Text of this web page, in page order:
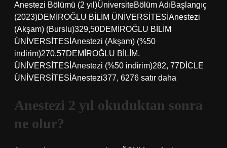
Anestezi Bölümü (2 yıl)ÜniversiteBölüm AdıBaşlangıç ​​
(2023)DEMİROĞLU BİLİM ÜNİVERSİTESİAnestezi
(Akşam) (Burslu)329,50DEMİROĞLU BİLİM
ÜNİVERSİTESİAnestezi (Akşam) (%50
indirim)270,57DEMİROĞLU BİLİM.
ÜNİVERSİTESİAnestezi (%50 indirim)282, 77DİCLE
ÜNİVERSİTESİAnestezi377, 6276 satır daha
Anestezi 2 yıl okuduktan sonra
ne olur?